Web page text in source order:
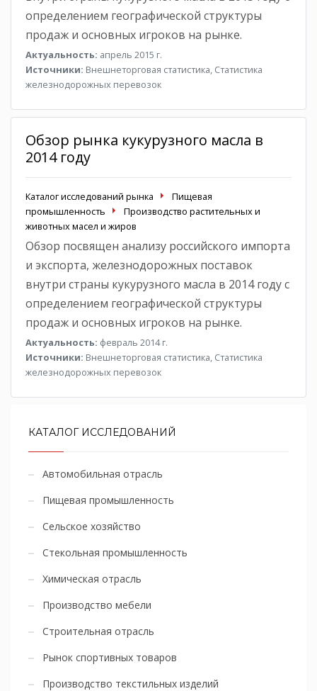
определением географической структуры
продаж и основных игроков на рынке.
Актуальность: апрель 2015 г.
Источники: Внешнеторговая статистика, Статистика
железнодорожных перевозок
Обзор рынка кукурузного масла в
2014 году
Каталог исследований рынка
Пищевая
промышленность
Производство растительных и
животных масел и жиров
Обзор посвящен анализу российского импорта
и экспорта, железнодорожных поставок
внутри страны кукурузного масла в 2014 году с
определением географической структуры
продаж и основных игроков на рынке.
Актуальность: февраль 2014 г.
Источники: Внешнеторговая статистика, Статистика
железнодорожных перевозок
КАТАЛОГ ИССЛЕДОВАНИЙ
Автомобильная отрасль
Пищевая промышленность
Сельское хозяйство
Стекольная промышленность
Химическая отрасль
Производство мебели
Строительная отрасль
Рынок спортивных товаров
Производство текстильных изделий